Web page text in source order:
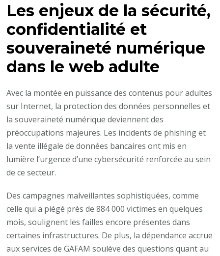
Les enjeux de la sécurité,
confidentialité et
souveraineté numérique
dans le web adulte
Avec la montée en puissance des contenus pour adultes
sur Internet, la protection des données personnelles et
la souveraineté numérique deviennent des
préoccupations majeures. Les incidents de phishing et
la vente illégale de données bancaires ont mis en
lumière l’urgence d’une cybersécurité renforcée au sein
de ce secteur.
Des campagnes malveillantes sophistiquées, comme
celle qui a piégé près de 884 000 victimes en quelques
mois, soulignent les failles encore présentes dans
certaines infrastructures. De plus, la dépendance accrue
aux services de GAFAM soulève des questions quant au